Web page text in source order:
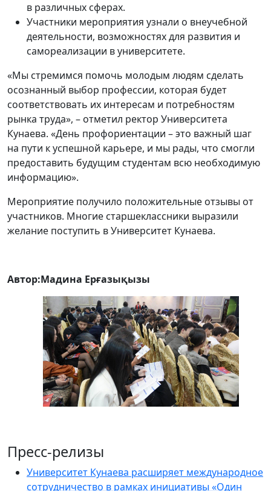
в различных сферах.
Участники мероприятия узнали о внеучебной
деятельности, возможностях для развития и
самореализации в университете.
«Мы стремимся помочь молодым людям сделать
осознанный выбор профессии, которая будет
соответствовать их интересам и потребностям
рынка труда», – отметил ректор Университета
Кунаева. «День профориентации – это важный шаг
на пути к успешной карьере, и мы рады, что смогли
предоставить будущим студентам всю необходимую
информацию».
Мероприятие получило положительные отзывы от
участников. Многие старшеклассники выразили
желание поступить в Университет Кунаева.
Автор:Мадина Ерғазықызы
Пресс-релизы
Университет Кунаева расширяет международное
сотрудничество в рамках инициативы «Один